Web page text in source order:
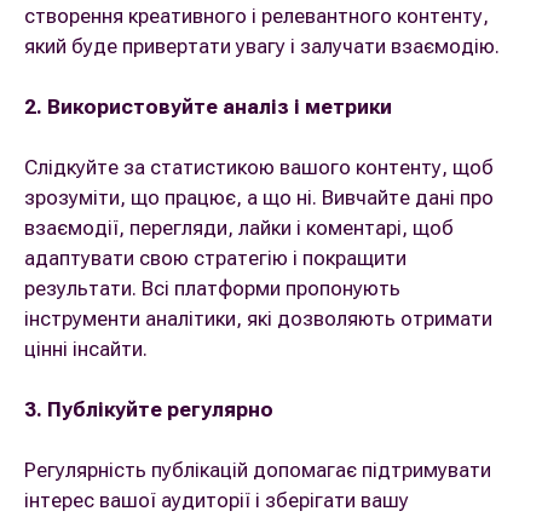
створення креативного і релевантного контенту,
який буде привертати увагу і залучати взаємодію.
2. Використовуйте аналіз і метрики
Слідкуйте за статистикою вашого контенту, щоб
зрозуміти, що працює, а що ні. Вивчайте дані про
взаємодії, перегляди, лайки і коментарі, щоб
адаптувати свою стратегію і покращити
результати. Всі платформи пропонують
інструменти аналітики, які дозволяють отримати
цінні інсайти.
3. Публікуйте регулярно
Регулярність публікацій допомагає підтримувати
інтерес вашої аудиторії і зберігати вашу